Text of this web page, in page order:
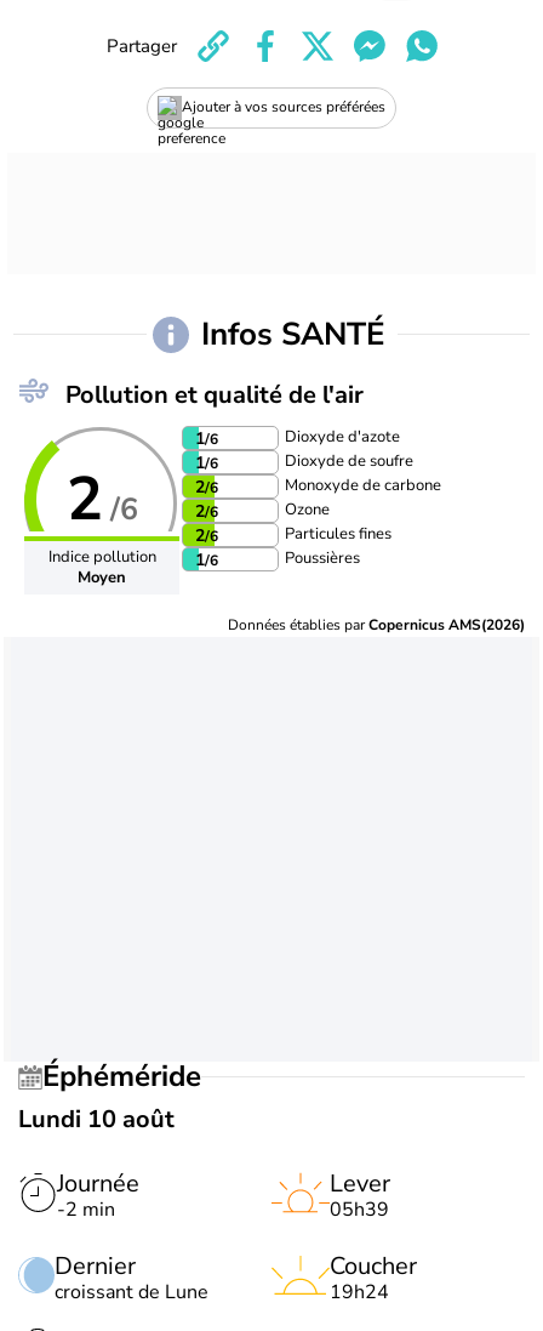
Ajouter à vos sources préférées
Partager
Infos SANTÉ
Pollution et qualité de l'air
2 /6
Indice pollution
Moyen
1/6 Dioxyde d'azote
1/6 Dioxyde de soufre
2/6 Monoxyde de carbone
2/6 Ozone
2/6 Particules fines
1/6 Poussières
Données établies parCopernicus AMS(2026)
Éphéméride
Lundi 10 août
Journée
-2 min
Dernier
croissant de Lune
Lever
05h39
Coucher
19h24